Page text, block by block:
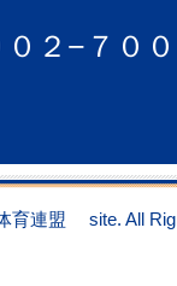
０２−７０
育連盟 site. All